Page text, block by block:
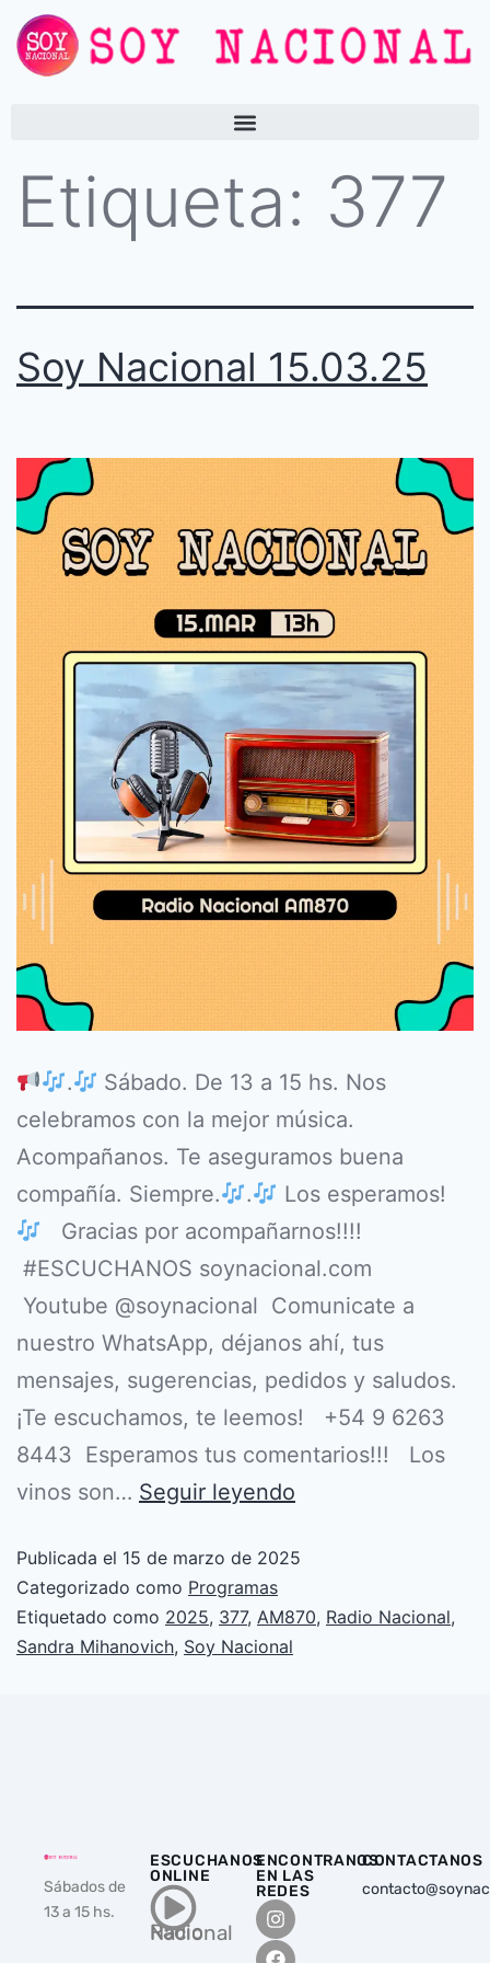
Etiqueta: 377
Soy Nacional 15.03.25
.
Sábado. De 13 a 15 hs. Nos
celebramos con la mejor música.
Acompañanos. Te aseguramos buena
compañía. Siempre.
.
Los esperamos!
Gracias por acompañarnos!!!!
#ESCUCHANOS soynacional.com
Youtube @soynacional Comunicate a
nuestro WhatsApp, déjanos ahí, tus
mensajes, sugerencias, pedidos y saludos.
¡Te escuchamos, te leemos! +54 9 6263
8443 Esperamos tus comentarios!!! Los
vinos son… Seguir leyendo
Publicada el 15 de marzo de 2025
Categorizado como Programas
Etiquetado como 2025, 377, AM870, Radio Nacional,
Sandra Mihanovich, Soy Nacional
Sábados de
13 a 15 hs.
ESCUCHANOS
ONLINE
Radio Nacional
ENCONTRANOS
EN LAS
REDES
CONTACTANOS